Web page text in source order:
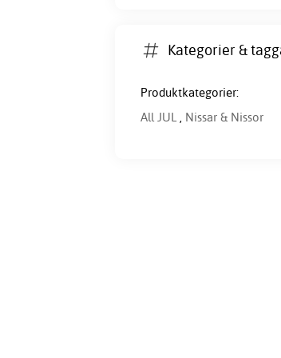
Kategorier &
Produktkategorier:
All JUL , Nissar & Nissor